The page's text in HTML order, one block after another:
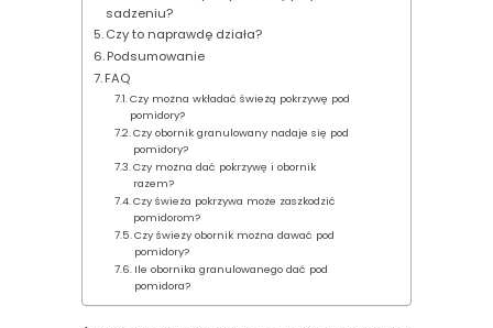
sadzeniu?
Czy to naprawdę działa?
Podsumowanie
FAQ
Czy można wkładać świeżą pokrzywę pod
pomidory?
Czy obornik granulowany nadaje się pod
pomidory?
Czy można dać pokrzywę i obornik
razem?
Czy świeża pokrzywa może zaszkodzić
pomidorom?
Czy świeży obornik można dawać pod
pomidory?
Ile obornika granulowanego dać pod
pomidora?